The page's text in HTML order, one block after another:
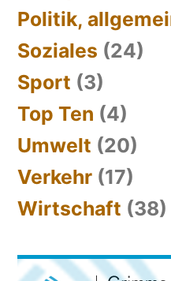
Politik,
Soziales (24)
Sport (3)
Top Ten (4)
Umwelt (20)
Verkehr (17)
Wirtschaft (38)